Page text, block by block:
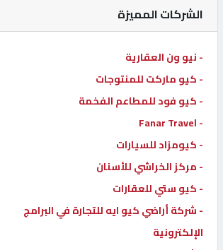
إبحث
إتصل
بنا
إعلانات
المنتدى
الشركات المميزة
- نيو ون العقارية
- كيو ماركت للمنتوجات
- كيو فود للمطاعم الفخمة
- Fanar Travel
- كيومزاد للسيارات
- مركز الخراشي للأسنان
- كيو ستي للعقارات
- شركة أراضي كيو ايه للتجارة في البرامج
الإلكترونية